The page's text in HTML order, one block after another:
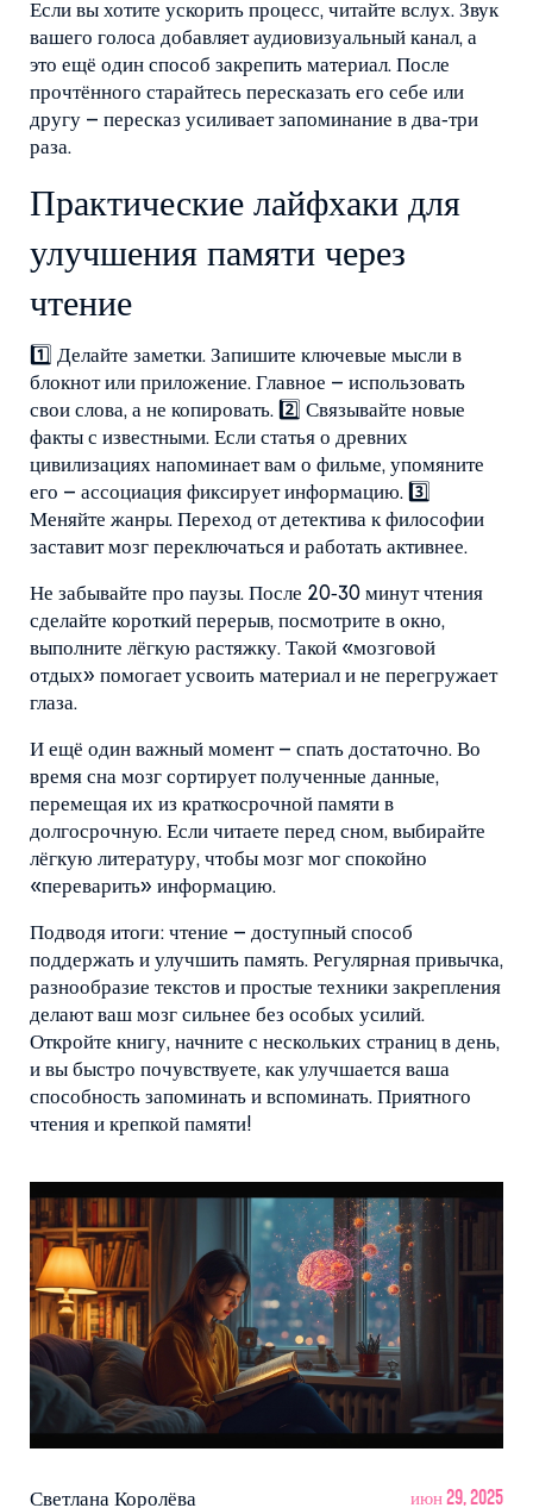
Если вы хотите ускорить процесс, читайте вслух. Звук
вашего голоса добавляет аудиовизуальный канал, а
это ещё один способ закрепить материал. После
прочтённого старайтесь пересказать его себе или
другу – пересказ усиливает запоминание в два‑три
раза.
Практические лайфхаки для
улучшения памяти через
чтение
1️⃣ Делайте заметки. Запишите ключевые мысли в
блокнот или приложение. Главное – использовать
свои слова, а не копировать. 2️⃣ Связывайте новые
факты с известными. Если статья о древних
цивилизациях напоминает вам о фильме, упомяните
его – ассоциация фиксирует информацию. 3️⃣
Меняйте жанры. Переход от детектива к философии
заставит мозг переключаться и работать активнее.
Не забывайте про паузы. После 20‑30 минут чтения
сделайте короткий перерыв, посмотрите в окно,
выполните лёгкую растяжку. Такой «мозговой
отдых» помогает усвоить материал и не перегружает
глаза.
И ещё один важный момент – спать достаточно. Во
время сна мозг сортирует полученные данные,
перемещая их из краткосрочной памяти в
долгосрочную. Если читаете перед сном, выбирайте
лёгкую литературу, чтобы мозг мог спокойно
«переварить» информацию.
Подводя итоги: чтение – доступный способ
поддержать и улучшить память. Регулярная привычка,
разнообразие текстов и простые техники закрепления
делают ваш мозг сильнее без особых усилий.
Откройте книгу, начните с нескольких страниц в день,
и вы быстро почувствуете, как улучшается ваша
способность запоминать и вспоминать. Приятного
чтения и крепкой памяти!
Светлана Королёва июн 29, 2025